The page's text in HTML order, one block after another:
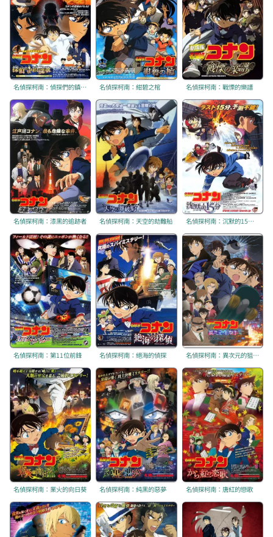
名偵探柯南：偵探們的鎮魂歌 名偵探柯南：紺碧之棺 名偵探柯南：戰慄的樂譜
名偵探柯南：漆黑的追跡者 名偵探柯南：天空的劫難船 名偵探柯南：沉默的15分鐘
名偵探柯南：第11位前鋒 名偵探柯南：絕海的偵探 名偵探柯南：異次元的狙擊手
名偵探柯南：業火的向日葵 名偵探柯南：純黑的惡夢 名偵探柯南：唐紅的戀歌